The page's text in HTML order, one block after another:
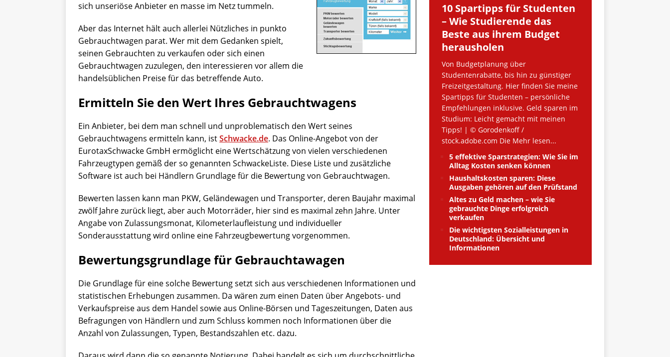
sich unseriöse Anbieter en masse im Netz tummeln.
Aber das Internet hält auch allerlei Nützliches in punkto
Gebrauchtwagen parat. Wer mit dem Gedanken spielt,
seinen Gebrauchten zu verkaufen oder sich einen
Gebrauchtwagen zuzulegen, den interessieren vor allem die
handelsüblichen Preise für das betreffende Auto.
Ermitteln Sie den Wert Ihres Gebrauchtwagens
Ein Anbieter, bei dem man schnell und unproblematisch den Wert seines
Gebrauchtwagens ermitteln kann, istSchwacke.de. Das Online-Angebot von der
EurotaxSchwacke GmbH ermöglicht eine Wertschätzung von vielen verschiedenen
Fahrzeugtypen gemäß der so genannten SchwackeListe. Diese Liste und zusätzliche
Software ist auch bei Händlern Grundlage für die Bewertung von Gebrauchtwagen.
Bewerten lassen kann man PKW, Geländewagen und Transporter, deren Baujahr maximal
zwölf Jahre zurück liegt, aber auch Motorräder, hier sind es maximal zehn Jahre. Unter
Angabe von Zulassungsmonat, Kilometerlaufleistung und individueller
Sonderausstattung wird online eine Fahrzeugbewertung vorgenommen.
Bewertungsgrundlage für Gebrauchtawagen
Die Grundlage für eine solche Bewertung setzt sich aus verschiedenen Informationen und
statistischen Erhebungen zusammen. Da wären zum einen Daten über Angebots- und
Verkaufspreise aus dem Handel sowie aus Online-Börsen und Tageszeitungen, Daten aus
Befragungen von Händlern und zum Schluss kommen noch Informationen über die
Anzahl von Zulassungen, Typen, Bestandszahlen etc. dazu.
10 Spartipps für Studenten
– Wie Studierende das
Beste aus ihrem Budget
herausholen
Von Budgetplanung über
Studentenrabatte, bis hin zu günstiger
Freizeitgestaltung. Hier finden Sie meine
Spartipps für Studenten – persönliche
Empfehlungen inklusive. Geld sparen im
Studium: Leicht gemacht mit meinen
Tipps! | © Gorodenkoff /
stock.adobe.com Die Mehr lesen...
5 effektive Sparstrategien: Wie Sie im
Alltag Kosten senken können
Haushaltskosten sparen: Diese
Ausgaben gehören auf den Prüfstand
Altes zu Geld machen – wie Sie
gebrauchte Dinge erfolgreich
verkaufen
Die wichtigsten Sozialleistungen in
Deutschland: Übersicht und
Informationen